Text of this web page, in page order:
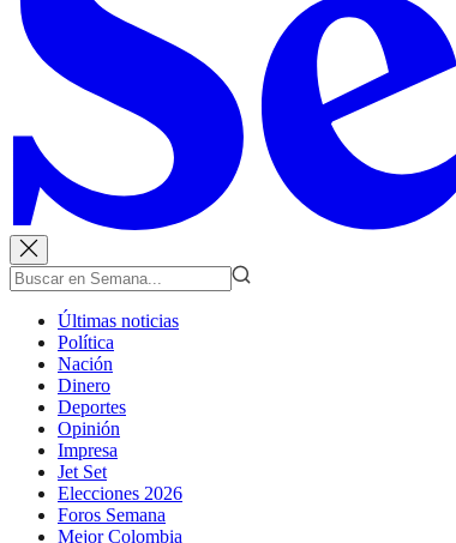
Últimas noticias
Política
Nación
Dinero
Deportes
Opinión
Impresa
Jet Set
Elecciones 2026
Foros Semana
Mejor Colombia